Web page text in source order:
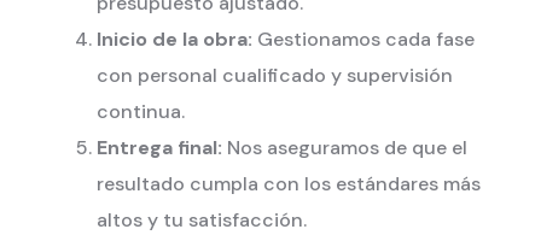
Inicio de la obra: Gestionamos cada fase
con personal cualificado y supervisión
continua.
Entrega final: Nos aseguramos de que el
resultado cumpla con los estándares más
altos y tu satisfacción.